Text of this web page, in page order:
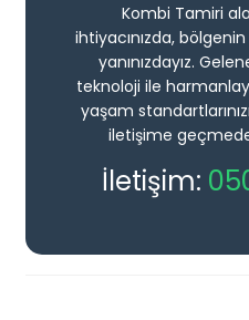
Kombi Tamiri
ihtiyacınızda,
yanınızdayız.
teknoloji ile
yaşam
iletişime
İletişim: